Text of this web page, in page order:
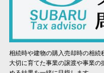
相続時や建物の購入売却時の相続
大切に育てた事業の譲渡や事業の